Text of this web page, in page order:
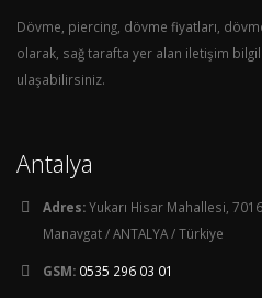
Dövme, piercing, dövme fiyatları,
olarak, sağ tarafta yer alan iletişim
ulaşabilirsiniz.
Antalya
Adres:Yukarı Hisar Mahallesi,
Manavgat / ANTALYA / Türkiye
GSM: 0535 296 03 01